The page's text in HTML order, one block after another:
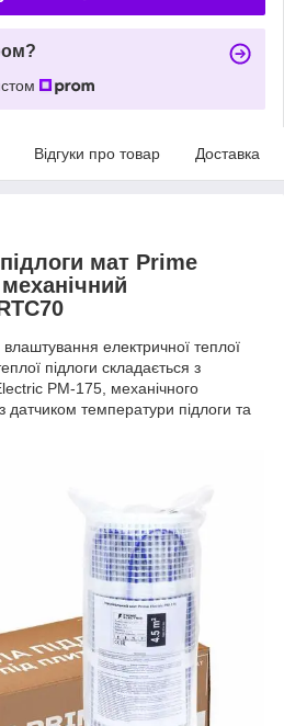
Відгуки про товар Доставка
мат Prime
електричної теплої
підлоги складається з
PM-175, механічного
датчиком температури підлоги та